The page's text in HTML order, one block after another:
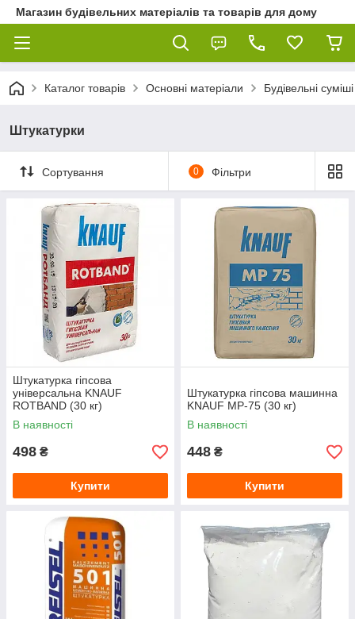
Магазин будівельних матеріалів та товарів для дому
Каталог товарів Основні матеріали Будівельні суміші
Штукатурки
Сортування 0 Фільтри
Штукатурка гіпсова
універсальна KNAUF
ROTBAND (30 кг)
В наявності
498 ₴
Купити
Штукатурка гіпсова машинна
KNAUF MP-75 (30 кг)
В наявності
448 ₴
Купити